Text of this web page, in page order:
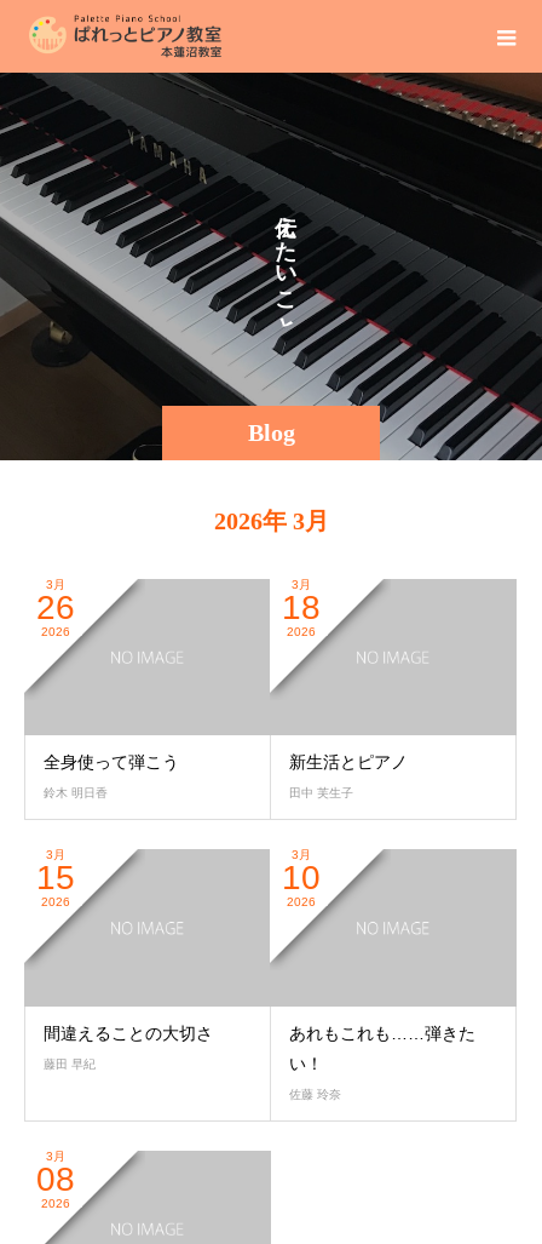
Blog
え
た
い
こ
と
そ
の
ま
2026年 3月
3月
26
2026
全身使って弾こう
鈴木 明日香
3月
18
2026
新生活とピアノ
田中 芙生子
3月
15
2026
間違えることの大切さ
藤田 早紀
3月
10
2026
あれもこれも……弾きた
い！
佐藤 玲奈
3月
08
2026